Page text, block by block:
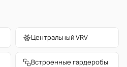
Центральный VRV
Встроенные гардеробы